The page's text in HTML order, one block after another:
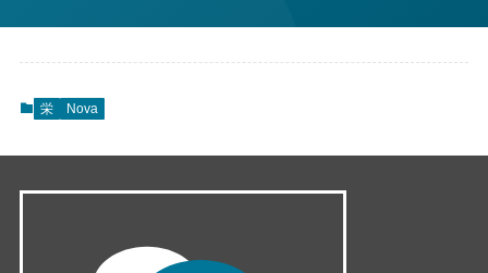
栄 Nova